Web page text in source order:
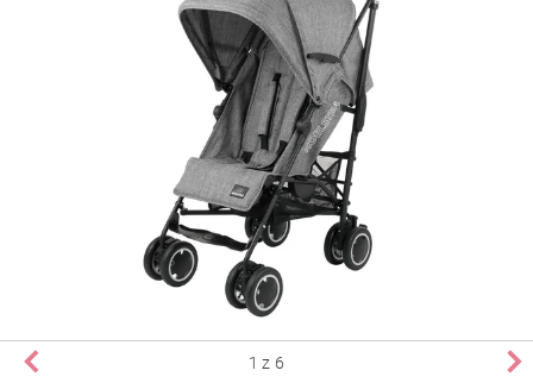
1 z 6